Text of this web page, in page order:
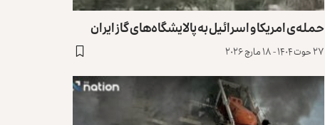
حمله‌ی امریکا و اسرائیل به پالایشگاه‌های گاز ایران
۲۷ حوت ۱۴۰۴ - ۱۸ مارچ ۲۰۲۶